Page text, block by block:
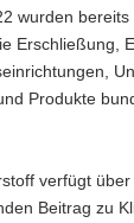
wurden bereits
Erschließung,
Produkte
verfügt über
Beitrag zu